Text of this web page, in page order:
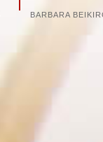
BARBARA